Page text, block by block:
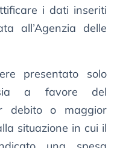
i dati inseriti
all’Agenzia delle
presentato solo
a favore del
debito o maggior
situazione in cui il